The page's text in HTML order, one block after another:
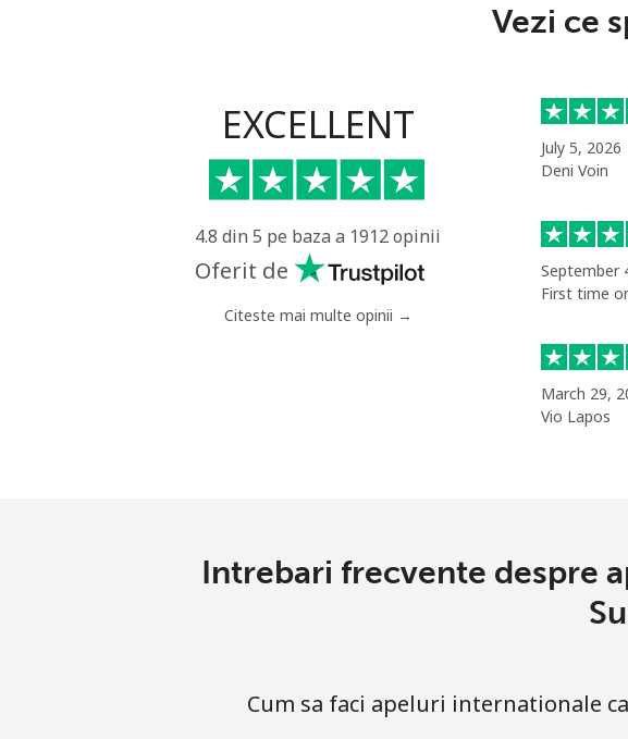
⁦26.9c⁩
Niger
Telefon fix
Mobil
Nigeria
North Korea
Vezi ce
EXCELLENT
4.8 din 5 pe baza a 1912 opinii
Oferit de
Citeste mai multe opinii →
July 5, 2026
Deni Voin
September
First time
March 29,
Vio Lapos
Intrebari frecvente despre
Cum sa faci apeluri internationale